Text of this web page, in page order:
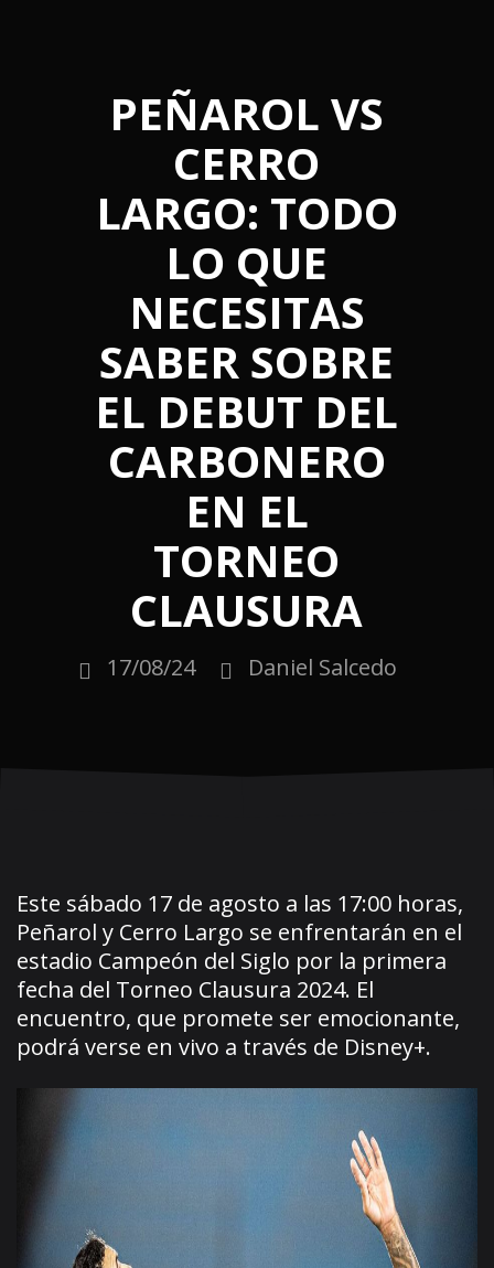
PEÑAROL VS
CERRO
LARGO: TODO
LO QUE
NECESITAS
SABER SOBRE
EL DEBUT DEL
CARBONERO
EN EL
TORNEO
CLAUSURA
17/08/24 Daniel Salcedo
Este sábado 17 de agosto a las 17:00 horas,
Peñarol y Cerro Largo se enfrentarán en el
estadio Campeón del Siglo por la primera
fecha del Torneo Clausura 2024. El
encuentro, que promete ser emocionante,
podrá verse en vivo a través de Disney+.